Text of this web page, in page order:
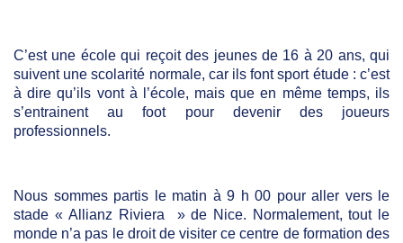
C’est une école qui reçoit des jeunes de 16 à 20 ans, qui
suivent une scolarité normale, car ils font sport étude : c’est
à dire qu’ils vont à l’école, mais que en même temps, ils
s’entrainent au foot pour devenir des joueurs
professionnels.
Nous sommes partis le matin à 9 h 00 pour aller vers le
stade « Allianz Riviera » de Nice. Normalement, tout le
monde n’a pas le droit de visiter ce centre de formation des